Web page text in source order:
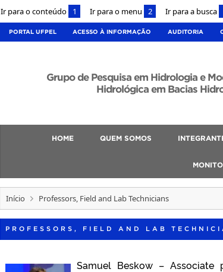
Ir para o conteúdo 1 Ir para o menu 2 Ir para a busca
PORTAL UFPEL ACESSO À INFORMAÇÃO AUDITORIA
Grupo de Pesquisa em Hidrologia e
Hidrológica em Bacias
HOME QUEM SOMOS
Início Professors, Field and Lab Technicians
PROFESSORS, FIELD AND LAB
Samuel Beskow – Associate